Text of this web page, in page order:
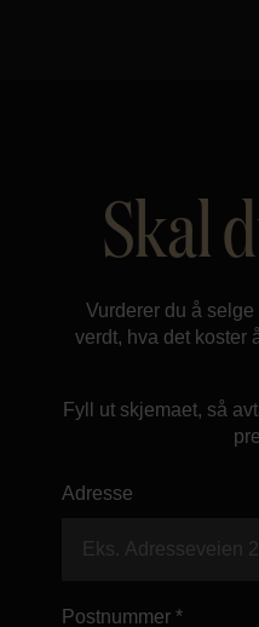
Skal
Vurderer du å
verdt, hva det koster
Fyll ut skjemaet, så
Adresse
Postnummer *